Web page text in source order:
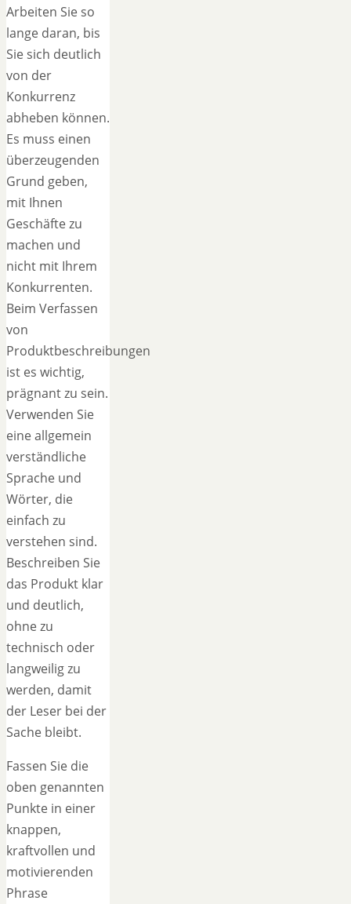
Arbeiten Sie so
lange daran, bis
Sie sich deutlich
von der
Konkurrenz
abheben können.
Es muss einen
überzeugenden
Grund geben,
mit Ihnen
Geschäfte zu
machen und
nicht mit Ihrem
Konkurrenten.
Beim Verfassen
von
Produktbeschreibungen
ist es wichtig,
prägnant zu sein.
Verwenden Sie
eine allgemein
verständliche
Sprache und
Wörter, die
einfach zu
verstehen sind.
Beschreiben Sie
das Produkt klar
und deutlich,
ohne zu
technisch oder
langweilig zu
werden, damit
der Leser bei der
Sache bleibt.
Fassen Sie die
oben genannten
Punkte in einer
knappen,
kraftvollen und
motivierenden
Phrase